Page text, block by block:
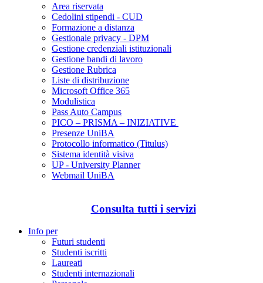
Area riservata
Cedolini stipendi - CUD
Formazione a distanza
Gestionale privacy - DPM
Gestione credenziali istituzionali
Gestione bandi di lavoro
Gestione Rubrica
Liste di distribuzione
Microsoft Office 365
Modulistica
Pass Auto Campus
PICO – PRISMA – INIZIATIVE
Presenze UniBA
Protocollo informatico (Titulus)
Sistema identità visiva
UP - University Planner
Webmail UniBA
Consulta tutti i servizi
Info per
Futuri studenti
Studenti iscritti
Laureati
Studenti internazionali